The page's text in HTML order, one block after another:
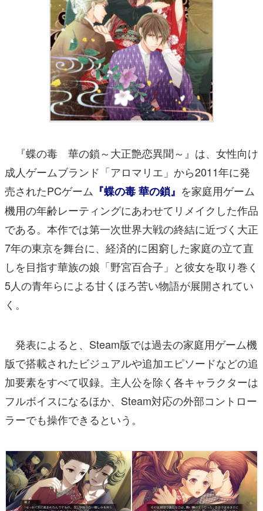
『蝶の毒 華の鎖～大正艶恋異聞～』は、女性向け
成人ゲームブランド「アロマリエ」から2011年に発
売されたPCゲーム 『蝶の毒 華の鎖』 を家庭用ゲーム
機用の年齢レーティングにあわせてリメイクした作品
である。本作では第一次世界大戦の終結に近づく大正
7年の東京を舞台に、経済的に困窮した家庭の立て直
しを目指す華族の娘「野宮百合子」と彼女を取り巻く
5人の青年らによる甘くほろ苦い物語が展開されてい
く。
発表によると、Steam版では過去の家庭用ゲーム機
版で搭載されたビジュアルや追加エピソードなどの追
加要素をすべて収録。主人公を除く各キャラクターは
フルボイスになるほか、Steam対応の外部コントロー
ラーでも操作できるという。